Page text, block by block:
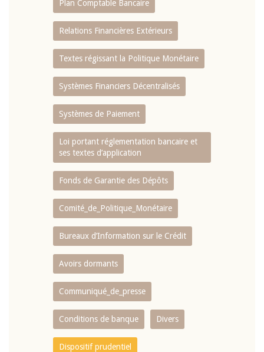
Plan Comptable Bancaire
Relations Financières Extérieurs
Textes régissant la Politique Monétaire
Systèmes Financiers Décentralisés
Systèmes de Paiement
Loi portant réglementation bancaire et
ses textes d’application
Fonds de Garantie des Dépôts
Comité_de_Politique_Monétaire
Bureaux d’Information sur le Crédit
Avoirs dormants
Communiqué_de_presse
Conditions de banque Divers
Dispositif prudentiel